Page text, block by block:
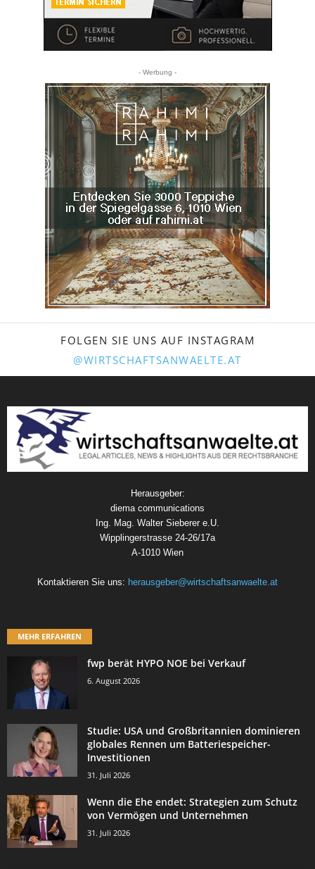
- Werbung -
FOLGEN SIE UNS AUF INSTAGRAM
@WIRTSCHAFTSANWAELTE.AT
Herausgeber:
diema communications
Ing. Mag. Walter Sieberer e.U.
Wipplingerstrasse 24-26/17a
A-1010 Wien
Kontaktieren Sie uns: herausgeber@wirtschaftsanwaelte.at
MEHR ERFAHREN
fwp berät HYPO NOE bei Verkauf
6. August 2026
Studie: USA und Großbritannien dominieren
globales Rennen um Batteriespeicher-
Investitionen
31. Juli 2026
Wenn die Ehe endet: Strategien zum Schutz
von Vermögen und Unternehmen
31. Juli 2026